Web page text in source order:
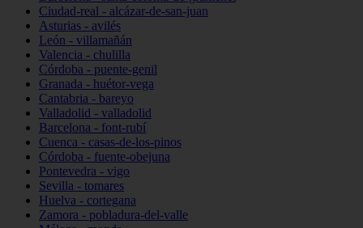
Ciudad-real - alcázar-de-san-juan
Asturias - avilés
León - villamañán
Valencia - chulilla
Córdoba - puente-genil
Granada - huétor-vega
Cantabria - bareyo
Valladolid - valladolid
Barcelona - font-rubí
Cuenca - casas-de-los-pinos
Córdoba - fuente-obejuna
Pontevedra - vigo
Sevilla - tomares
Huelva - cortegana
Zamora - pobladura-del-valle